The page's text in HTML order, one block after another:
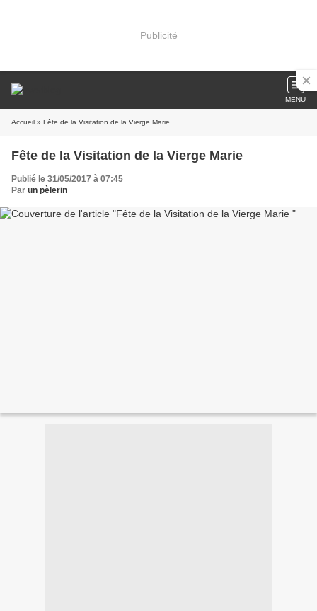
Publicité
MENU
Accueil » Fête de la Visitation de la Vierge Marie
Fête de la Visitation de la Vierge Marie
Publié le 31/05/2017 à 07:45
Par un pèlerin